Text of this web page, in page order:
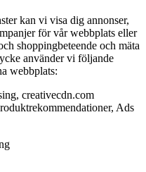
kan vi visa dig annonser,
för vår webbplats eller
shoppingbeteende och mäta
använder vi följande
webbplats:
creativecdn.com
Ads